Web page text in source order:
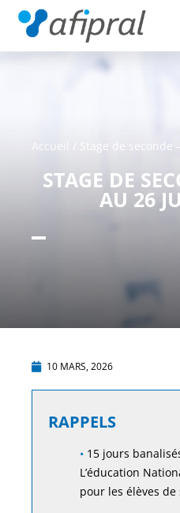
Accueil / Stage de
STAGE DE
AU 26
10 MARS, 2026
RAPPELS
• 15 jours
L’éducation
pour les élèves de